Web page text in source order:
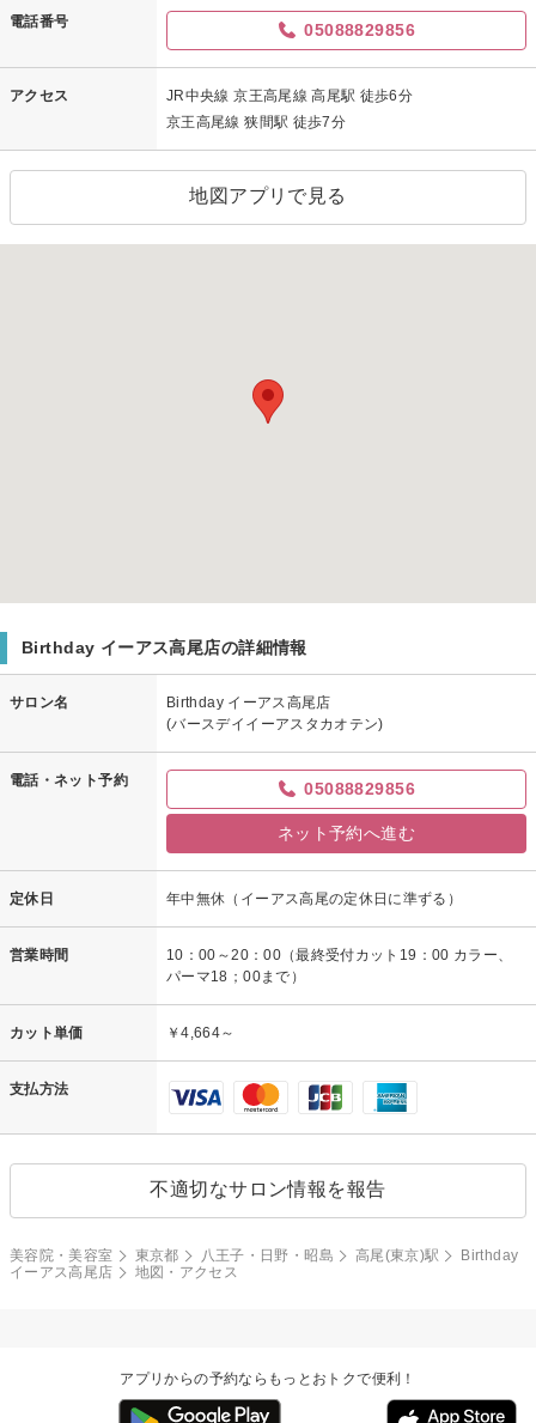
電話番号 05088829856
アクセス
JR中央線 京王高尾線 高尾駅 徒歩6分
京王高尾線 狭間駅 徒歩7分
地図アプリで見る
Birthday イーアス高尾店の詳細情報
サロン名
Birthday イーアス高尾店
(バースデイイーアスタカオテン)
電話・ネット予約 05088829856
ネット予約へ進む
定休日 年中無休（イーアス高尾の定休日に準ずる）
営業時間
10：00～20：00（最終受付カット19：00 カラー、
パーマ18；00まで）
カット単価 ￥4,664～
支払方法
不適切なサロン情報を報告
美容院・美容室 東京都 八王子・日野・昭島 高尾(東京)駅
Birthday
イーアス高尾店
地図・アクセス
アプリからの予約ならもっとおトクで便利！